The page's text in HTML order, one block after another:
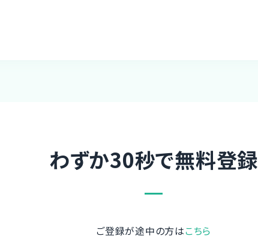
わずか30秒で無料登録
ご登録が途中の方はこちら